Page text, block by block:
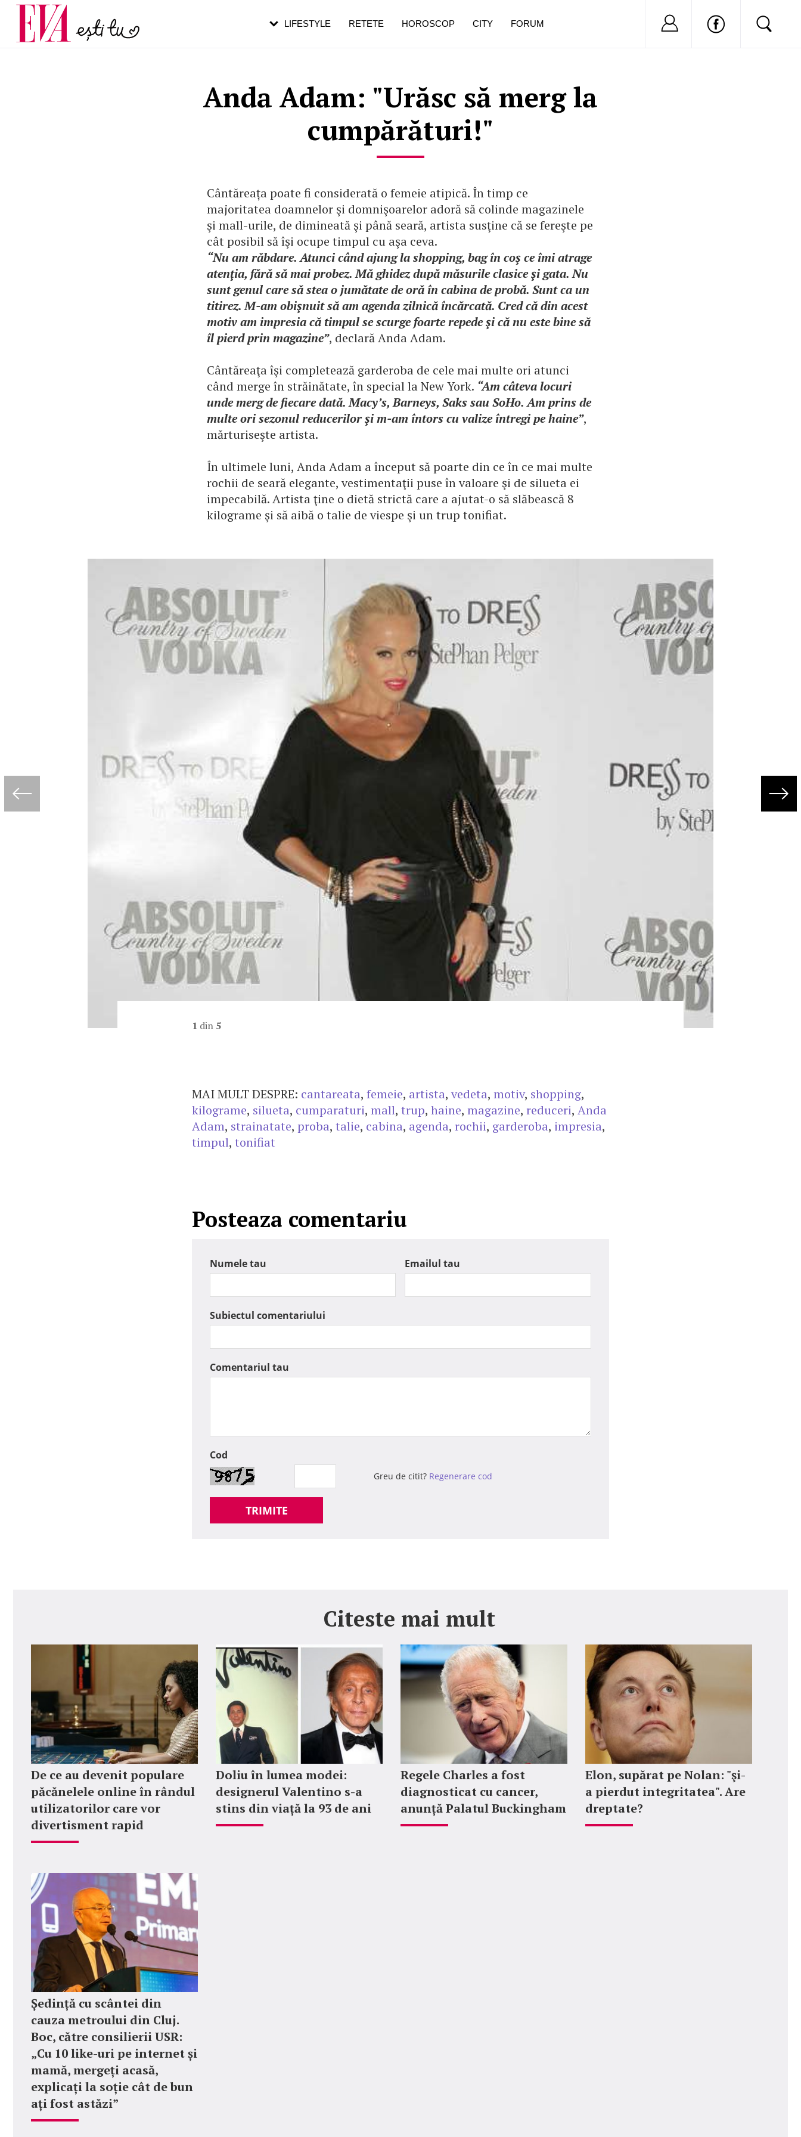
Anda Adam: "Urăsc să merg la
cumpărături!"
Cântăreața poate fi considerată o femeie atipică. În timp ce
majoritatea doamnelor şi domnişoarelor adoră să colinde magazinele
şi mall-urile, de dimineată şi până seară, artista susţine că se fereşte pe
cât posibil să îşi ocupe timpul cu aşa ceva.
“Nu am răbdare. Atunci când ajung la shopping, bag în coş ce îmi atrage
atenţia, fără să mai probez. Mă ghidez după măsurile clasice şi gata. Nu
sunt genul care să stea o jumătate de oră în cabina de probă. Sunt ca un
titirez. M-am obişnuit să am agenda zilnică încărcată. Cred că din acest
motiv am impresia că timpul se scurge foarte repede şi că nu este bine să
îl pierd prin magazine”, declară Anda Adam.
Cântăreaţa îşi completează garderoba de cele mai multe ori atunci
când merge în străinătate, în special la New York. “Am câteva locuri
unde merg de fiecare dată. Macy’s, Barneys, Saks sau SoHo. Am prins de
multe ori sezonul reducerilor şi m-am întors cu valize întregi pe haine”,
mărturiseşte artista.
În ultimele luni, Anda Adam a început să poarte din ce în ce mai multe
rochii de seară elegante, vestimentaţii puse în valoare şi de silueta ei
impecabilă. Artista ţine o dietă strictă care a ajutat-o să slăbească 8
kilograme şi să aibă o talie de viespe şi un trup tonifiat.
1 din 5
MAI MULT DESPRE: cantareata, femeie, artista, vedeta, motiv, shopping,
kilograme, silueta, cumparaturi, mall, trup, haine, magazine, reduceri, Anda
Adam, strainatate, proba, talie, cabina, agenda, rochii, garderoba, impresia,
timpul, tonifiat
Posteaza comentariu
Numele tau Emailul tau
Subiectul comentariului
Comentariul tau
Cod
Greu de citit? Regenerare cod
TRIMITE
Citeste mai mult
De ce au devenit populare
păcănelele online în rândul
utilizatorilor care vor
divertisment rapid
Doliu în lumea modei:
designerul Valentino s-a
stins din viață la 93 de ani
Regele Charles a fost
diagnosticat cu cancer,
anunță Palatul Buckingham
Elon, supărat pe Nolan: "şi-
a pierdut integritatea". Are
dreptate?
Ședință cu scântei din
cauza metroului din Cluj.
Boc, către consilierii USR:
„Cu 10 like-uri pe internet și
mamă, mergeți acasă,
explicați la soție cât de bun
ați fost astăzi”
LIFESTYLE RETETE HOROSCOP CITY FORUM Nu ai cont?
Carieră
Actualitate
pe măsură ce înaintezi în vârstă